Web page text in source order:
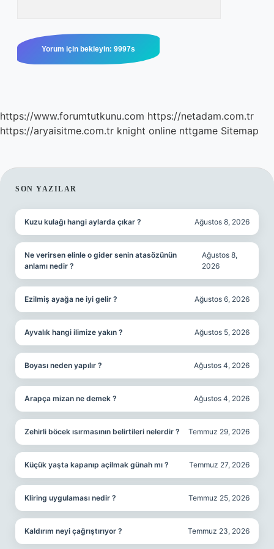
https://www.forumtutkunu.com https://netadam.com.tr
https://aryaisitme.com.tr knight online nttgame Sitemap
SIDEBAR
SON YAZILAR
Kuzu kulağı hangi aylarda çıkar ? Ağustos 8, 2026
Ne verirsen elinle o gider senin atasözünün
anlamı nedir ?
Ağustos 8,
2026
Ezilmiş ayağa ne iyi gelir ? Ağustos 6, 2026
Ayvalık hangi ilimize yakın ? Ağustos 5, 2026
Boyası neden yapılır ? Ağustos 4, 2026
Arapça mizan ne demek ? Ağustos 4, 2026
Zehirli böcek ısırmasının belirtileri nelerdir ? Temmuz 29, 2026
Küçük yaşta kapanıp açilmak günah mı ? Temmuz 27, 2026
Kliring uygulaması nedir ? Temmuz 25, 2026
Kaldırım neyi çağrıştırıyor ? Temmuz 23, 2026